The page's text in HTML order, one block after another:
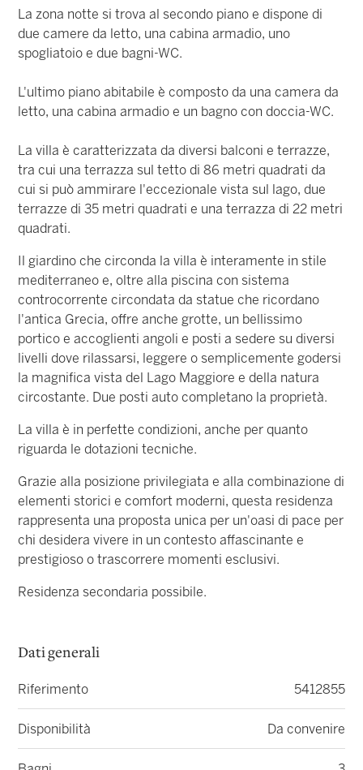
La zona notte si trova al secondo piano e dispone di
due camere da letto, una cabina armadio, uno
spogliatoio e due bagni-WC.
L'ultimo piano abitabile è composto da una camera da
letto, una cabina armadio e un bagno con doccia-WC.
La villa è caratterizzata da diversi balconi e terrazze,
tra cui una terrazza sul tetto di 86 metri quadrati da
cui si può ammirare l'eccezionale vista sul lago, due
terrazze di 35 metri quadrati e una terrazza di 22 metri
quadrati.
Il giardino che circonda la villa è interamente in stile
mediterraneo e, oltre alla piscina con sistema
controcorrente circondata da statue che ricordano
l'antica Grecia, offre anche grotte, un bellissimo
portico e accoglienti angoli e posti a sedere su diversi
livelli dove rilassarsi, leggere o semplicemente godersi
la magnifica vista del Lago Maggiore e della natura
circostante. Due posti auto completano la proprietà.
La villa è in perfette condizioni, anche per quanto
riguarda le dotazioni tecniche.
Grazie alla posizione privilegiata e alla combinazione di
elementi storici e comfort moderni, questa residenza
rappresenta una proposta unica per un'oasi di pace per
chi desidera vivere in un contesto affascinante e
prestigioso o trascorrere momenti esclusivi.
Residenza secondaria possibile.
Dati generali
Riferimento 5412855
Disponibilità Da convenire